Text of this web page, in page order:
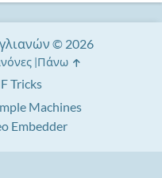
Tricks
Machines
Embedder
© 2026
Πάνω